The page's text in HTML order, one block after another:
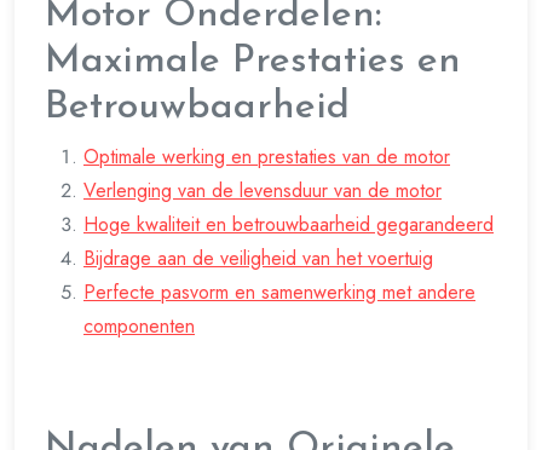
Motor Onderdelen:
Maximale Prestaties en
Betrouwbaarheid
Optimale werking en prestaties van de motor
Verlenging van de levensduur van de motor
Hoge kwaliteit en betrouwbaarheid gegarandeerd
Bijdrage aan de veiligheid van het voertuig
Perfecte pasvorm en samenwerking met andere
componenten